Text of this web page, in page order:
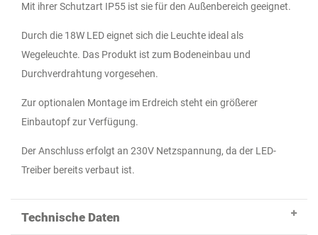
Mit ihrer Schutzart IP55 ist sie für den Außenbereich geeignet.
Durch die 18W LED eignet sich die Leuchte ideal als
Wegeleuchte. Das Produkt ist zum Bodeneinbau und
Durchverdrahtung vorgesehen.
Zur optionalen Montage im Erdreich steht ein größerer
Einbautopf zur Verfügung.
Der Anschluss erfolgt an 230V Netzspannung, da der LED-
Treiber bereits verbaut ist.
Technische Daten